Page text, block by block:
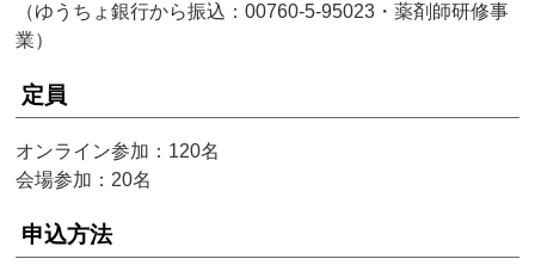
（ゆうちょ銀行から振込：00760-5-95023・薬剤師研修事
業）
定員
オンライン参加：120名
会場参加：20名
申込方法